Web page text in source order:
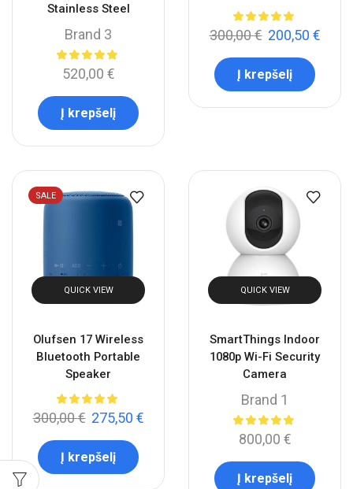
Stainless Steel
Brand 3
520,00 €
Į krepšelį
300,00€ 200,50 €
Į krepšelį
SALE
QUICK VIEW
Olufsen 17 Wireless
Bluetooth Portable
Speaker
300,00€ 275,50 €
Į krepšelį
QUICK VIEW
SmartThings Indoor
1080p Wi-Fi Security
Camera
Brand 1
800,00 €
Į krepšelį